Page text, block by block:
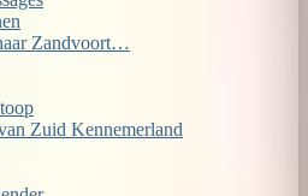
Zandvoort…
Zuid Kennemerland